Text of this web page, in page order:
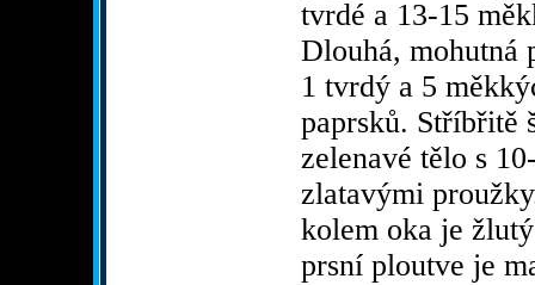
tvrdé a 13-15
Dlouhá, mohutná
1 tvrdý a 5
paprsků. Stříbřitě
zelenavé tělo s
zlatavými
kolem oka je
prsní ploutve je